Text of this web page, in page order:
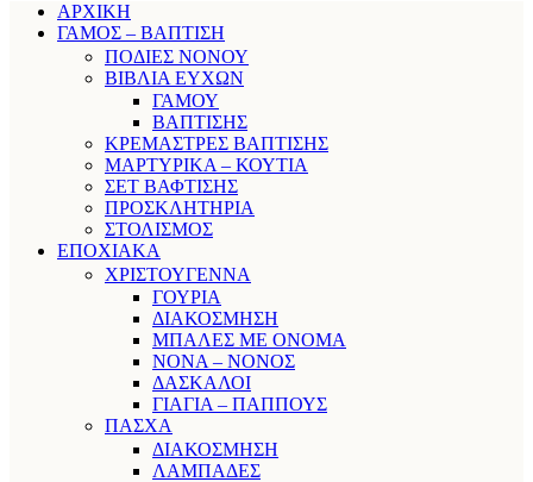
ΑΡΧΙΚΗ
ΓΑΜΟΣ – ΒΑΠΤΙΣΗ
ΠΟΔΙΕΣ ΝΟΝΟΥ
ΒΙΒΛΙΑ ΕΥΧΩΝ
ΓΑΜΟΥ
ΒΑΠΤΙΣΗΣ
ΚΡΕΜΑΣΤΡΕΣ ΒΑΠΤΙΣΗΣ
ΜΑΡΤΥΡΙΚΑ – ΚΟΥΤΙΑ
ΣΕΤ ΒΑΦΤΙΣΗΣ
ΠΡΟΣΚΛΗΤΗΡΙΑ
ΣΤΟΛΙΣΜΟΣ
ΕΠΟΧΙΑΚΑ
ΧΡΙΣΤΟΥΓΕΝΝΑ
ΓΟΥΡΙΑ
ΔΙΑΚΟΣΜΗΣΗ
ΜΠΑΛΕΣ ΜΕ ΟΝΟΜΑ
ΝΟΝΑ – ΝΟΝΟΣ
ΔΑΣΚΑΛΟΙ
ΓΙΑΓΙΑ – ΠΑΠΠΟΥΣ
ΠΑΣΧΑ
ΔΙΑΚΟΣΜΗΣΗ
ΛΑΜΠΑΔΕΣ